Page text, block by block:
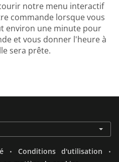
notre menu interactif
commande lorsque vous
environ une minute pour
et vous donner l'heure à
sera prête.
. Conditions d'utilisation .